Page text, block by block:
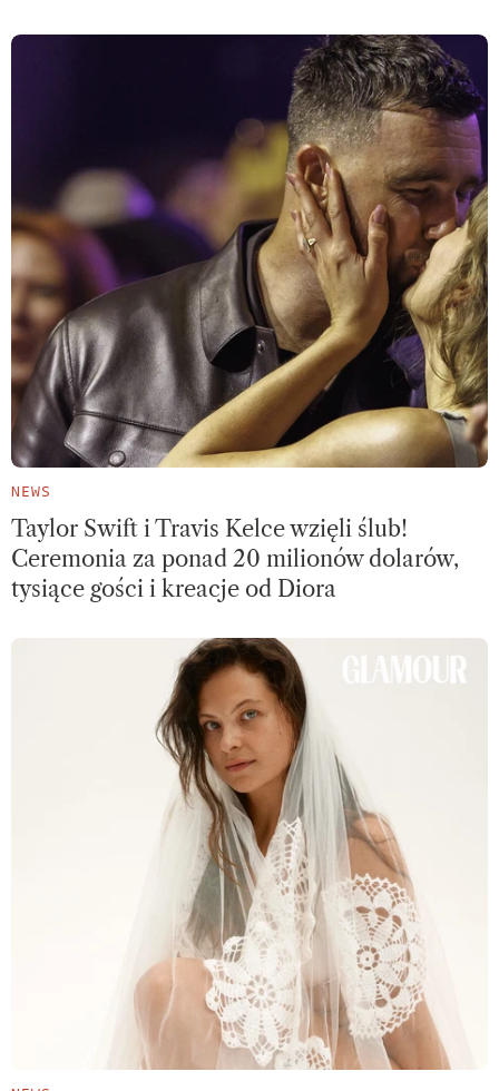
NEWS
Taylor Swift i Travis Kelce wzięli ślub!
Ceremonia za ponad 20 milionów dolarów,
tysiące gości i kreacje od Diora